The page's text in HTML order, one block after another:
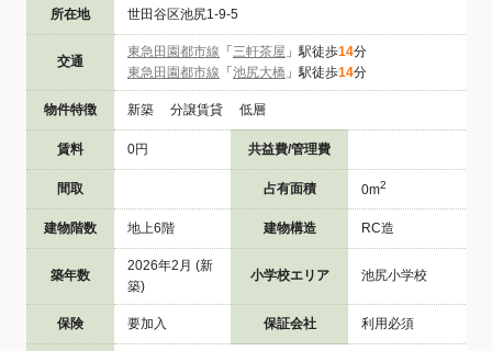
所在地 世田谷区池尻1-9-5
交通
東急田園都市線 「 三軒茶屋 」駅徒歩14分
東急田園都市線 「 池尻大橋 」駅徒歩14分
物件特徴 新築 分譲賃貸 低層
賃料 0円 共益費/管理費
間取 占有面積 0m2
建物階数 地上6階 建物構造 RC造
築年数
2026年2月 (新
築)
小学校エリア 池尻小学校
保険 要加入 保証会社 利用必須